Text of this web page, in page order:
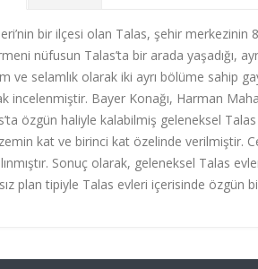
bir ilçesi olan Talas, şehir
nüfusun Talas’ta bir arada yaşadığı,
ve selamlık olarak iki ayrı bölüme sahip
incelenmiştir. Bayer Konağı, Harman
özgün haliyle kalabilmiş geleneksel
kat ve birinci kat özelinde verilmiştir.
Sonuç olarak, geleneksel Talas
plan tipiyle Talas evleri içerisinde özgün